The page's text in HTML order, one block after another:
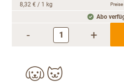
8,32 € / 1 kg
Abo
- +